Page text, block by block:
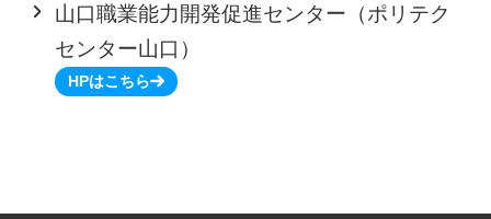
山口職業能力開発促進センター（ポリテク
センター山口）
HPはこちら